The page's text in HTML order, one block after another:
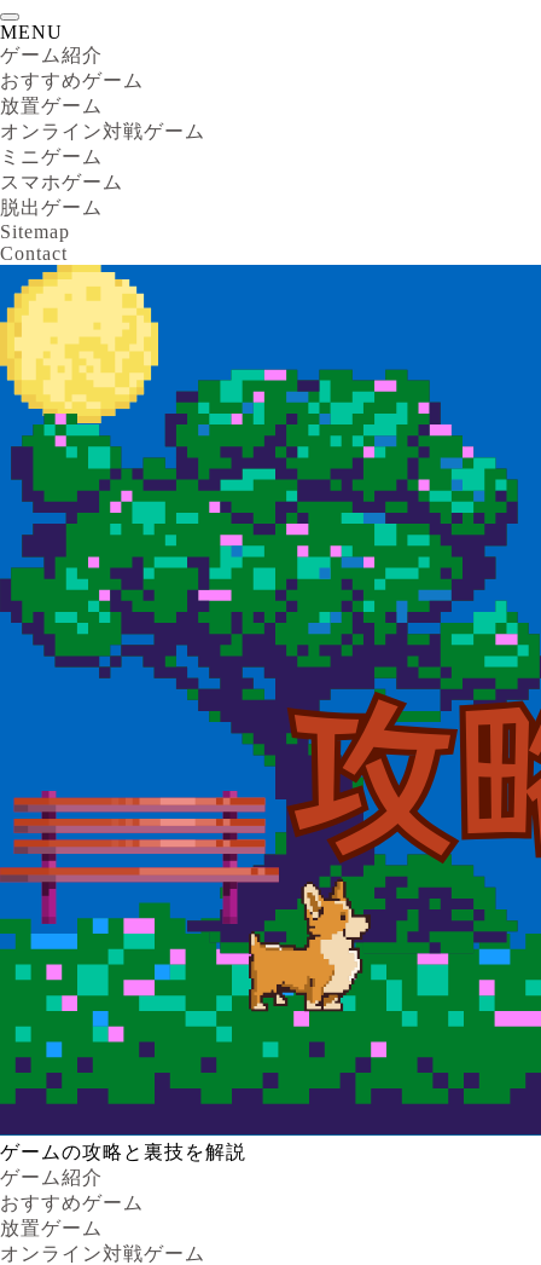
MENU
ゲーム紹介
おすすめゲーム
放置ゲーム
オンライン対戦ゲーム
ミニゲーム
スマホゲーム
脱出ゲーム
Sitemap
Contact
ゲームの攻略と裏技を解説
ゲーム紹介
おすすめゲーム
放置ゲーム
オンライン対戦ゲーム